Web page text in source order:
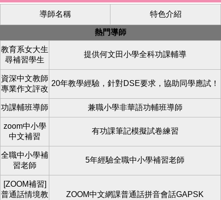
導師名稱 特色介紹
熱門導師
教育系女大生
尋補習學生
提供何文田小學全科功課輔導
資深中文教師
專業作文評改
20年教學經驗，針對DSE要求，協助同學應試！
功課輔班導師 兼職小學非華語功輔班導師
zoom中小學
中文補習
有功課筆記模擬試卷練習
全職中小學補
習老師
5年經驗全職中小學補習老師
[ZOOM補習]
普通話情境教
ZOOM中文網課普通話拼音會話GAPSK